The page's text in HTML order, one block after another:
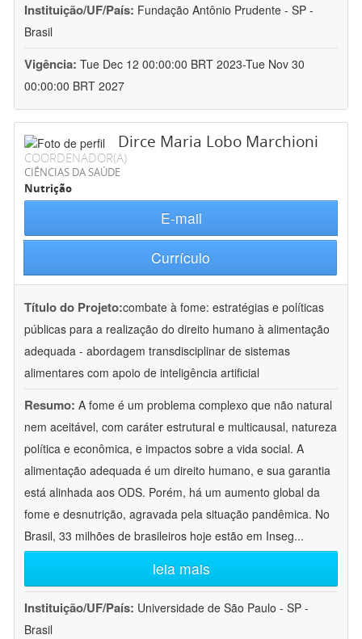
Instituição/UF/País: Fundação Antônio Prudente - SP -
Brasil
Vigência: Tue Dec 12 00:00:00 BRT 2023-Tue Nov 30
00:00:00 BRT 2027
Dirce Maria Lobo Marchioni
COORDENADOR(A)
CIÊNCIAS DA SAÚDE
Nutrição
E-mail
Currículo
Título do Projeto:combate à fome: estratégias e políticas
públicas para a realização do direito humano à alimentação
adequada - abordagem transdisciplinar de sistemas
alimentares com apoio de inteligência artificial
Resumo: A fome é um problema complexo que não natural
nem aceitável, com caráter estrutural e multicausal, natureza
política e econômica, e impactos sobre a vida social. A
alimentação adequada é um direito humano, e sua garantia
está alinhada aos ODS. Porém, há um aumento global da
fome e desnutrição, agravada pela situação pandêmica. No
Brasil, 33 milhões de brasileiros hoje estão em Inseg...
leia mais
Instituição/UF/País: Universidade de São Paulo - SP -
Brasil